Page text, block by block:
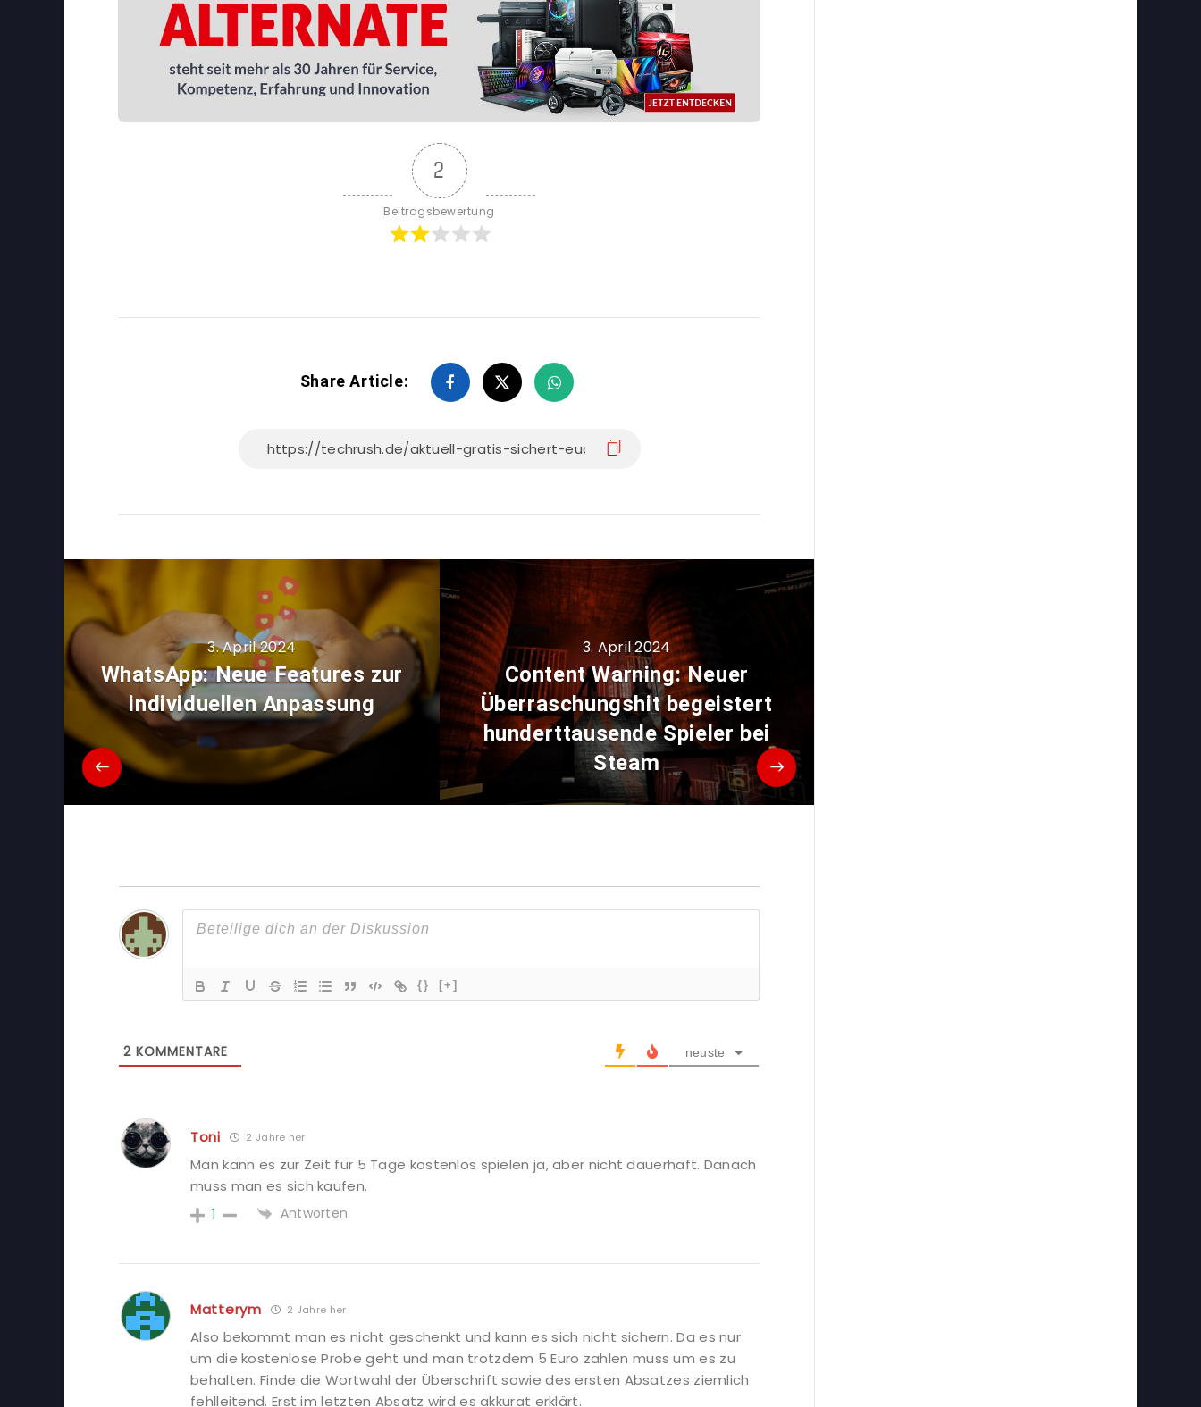
2
Beitragsbewertung
Share Article:
3. April 2024
WhatsApp: Neue Features zur
individuellen Anpassung
3. April 2024
Content Warning: Neuer
Überraschungshit begeistert
hunderttausende Spieler bei
Steam
{} [+]
2 KOMMENTARE neuste
Toni 2 Jahre her
Man kann es zur Zeit für 5 Tage kostenlos spielen ja, aber nicht dauerhaft. Danach
muss man es sich kaufen.
1 Antworten
Matterym 2 Jahre her
Also bekommt man es nicht geschenkt und kann es sich nicht sichern. Da es nur
um die kostenlose Probe geht und man trotzdem 5 Euro zahlen muss um es zu
behalten. Finde die Wortwahl der Überschrift sowie des ersten Absatzes ziemlich
fehlleitend. Erst im letzten Absatz wird es akkurat erklärt.